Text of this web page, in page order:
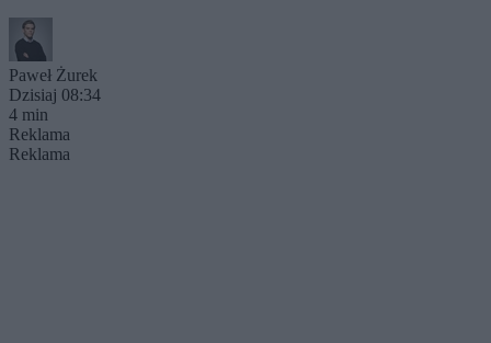
Paweł Żurek
Dzisiaj 08:34
4 min
Reklama
Reklama